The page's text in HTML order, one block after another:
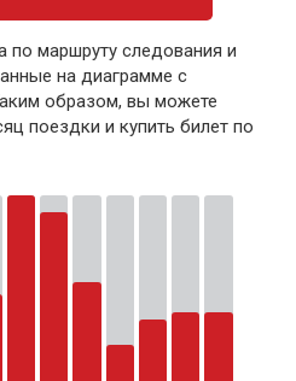
по маршруту следования и
на диаграмме с
образом, вы можете
поездки и купить билет по